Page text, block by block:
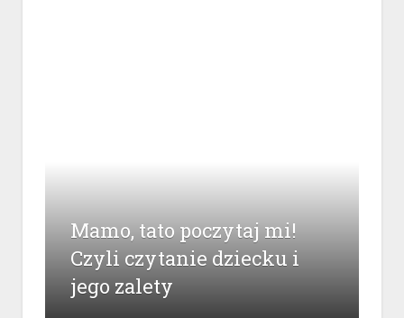
Mamo, tato poczytaj mi!
Czyli czytanie dziecku i
jego zalety